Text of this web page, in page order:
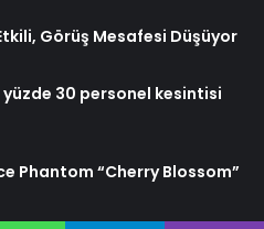
Görüş Mesafesi Düşüyor
30 personel kesintisi
Phantom “Cherry Blossom”